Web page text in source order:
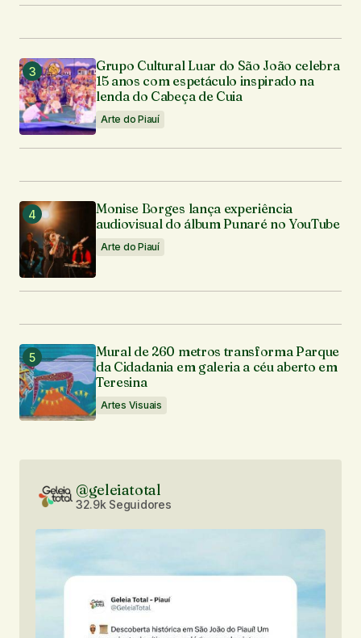
Grupo Cultural Luar do São João celebra
15 anos com espetáculo inspirado na
lenda do Cabeça de Cuia
Arte do Piauí
Monise Borges lança experiência
audiovisual do álbum Punaré no YouTube
Arte do Piauí
Mural de 260 metros transforma Parque
da Cidadania em galeria a céu aberto em
Teresina
Artes Visuais
@geleiatotal
32.9k Seguidores